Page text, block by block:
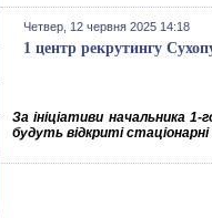
Четвер, 12 червня 2025 14:18
1 центр рекрутингу
За ініціативи начальника
будуть відкриті